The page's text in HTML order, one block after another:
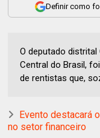
Definir como
O deputado
Central do Brasil,
de rentistas que,
Evento destacará
no setor financeiro